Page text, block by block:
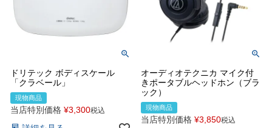
ドリテック ボディスケール
「クラベール」
現物商品
当店特別価格 ¥3,300税込
オーディオテクニカ マイク付
きポータブルヘッドホン（ブラ
ック）
現物商品
当店特別価格 ¥3,850税込